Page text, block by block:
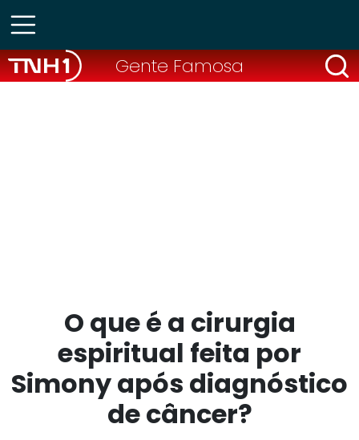
Gente Famosa
O que é a cirurgia
espiritual feita por
Simony após diagnóstico
de câncer?